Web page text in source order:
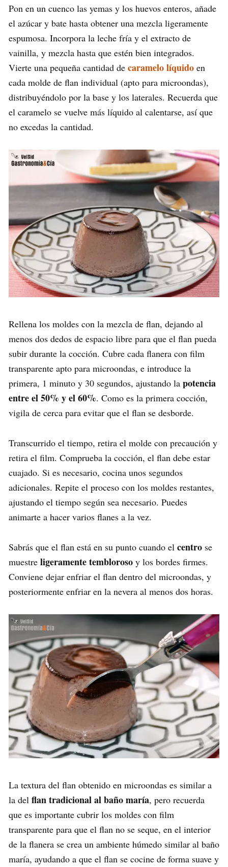
Pon en un cuenco las yemas y los huevos enteros, añade
el azúcar y bate hasta obtener una mezcla ligeramente
espumosa. Incorpora la leche fría y el extracto de
vainilla, y mezcla hasta que estén bien integrados.
Vierte una pequeña cantidad de caramelo líquido en
cada molde de flan individual (apto para microondas),
distribuyéndolo por la base y los laterales. Recuerda que
el caramelo se vuelve más líquido al calentarse, así que
no excedas la cantidad.
Rellena los moldes con la mezcla de flan, dejando al
menos dos dedos de espacio libre para que el flan pueda
subir durante la cocción. Cubre cada flanera con film
transparente apto para microondas, e introduce la
primera, 1 minuto y 30 segundos, ajustando la potencia
entre el 50% y el 60%. Como es la primera cocción,
vigila de cerca para evitar que el flan se desborde.
Transcurrido el tiempo, retira el molde con precaución y
retira el film. Comprueba la cocción, el flan debe estar
cuajado. Si es necesario, cocina unos segundos
adicionales. Repite el proceso con los moldes restantes,
ajustando el tiempo según sea necesario. Puedes
animarte a hacer varios flanes a la vez.
Sabrás que el flan está en su punto cuando el centro se
muestre ligeramente tembloroso y los bordes firmes.
Conviene dejar enfriar el flan dentro del microondas, y
posteriormente enfriar en la nevera al menos dos horas.
La textura del flan obtenido en microondas es similar a
la del flan tradicional al baño maría, pero recuerda
que es importante cubrir los moldes con film
transparente para que el flan no se seque, en el interior
de la flanera se crea un ambiente húmedo similar al baño
maría, ayudando a que el flan se cocine de forma suave y